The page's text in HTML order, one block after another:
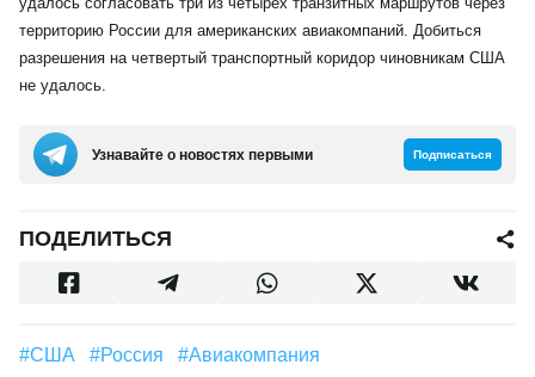
территорию России для американских авиакомпаний. Добиться
разрешения на четвертый транспортный коридор чиновникам США
не удалось.
Узнавайте о новостях первыми Подписаться
ПОДЕЛИТЬСЯ
#США #Россия #Авиакомпания